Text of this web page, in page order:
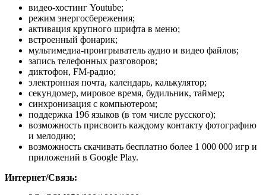
видео-хостинг Youtube;
режим энергосбережения;
активация крупного шрифта в меню;
встроенный фонарик;
мультимедиа-проигрыватель аудио и видео файлов;
запись телефонных разговоров;
диктофон, FM-радио;
электронная почта, календарь, калькулятор;
секундомер, мировое время, будильник, таймер;
синхронизация с компьютером;
поддержка 196 языков (в том числе русского);
возможность присвоить каждому контакту фотографию
и мелодию;
возможность скачивать бесплатно более 1 000 000 игр и
приложений в Google Play.
Интернет/Связь: